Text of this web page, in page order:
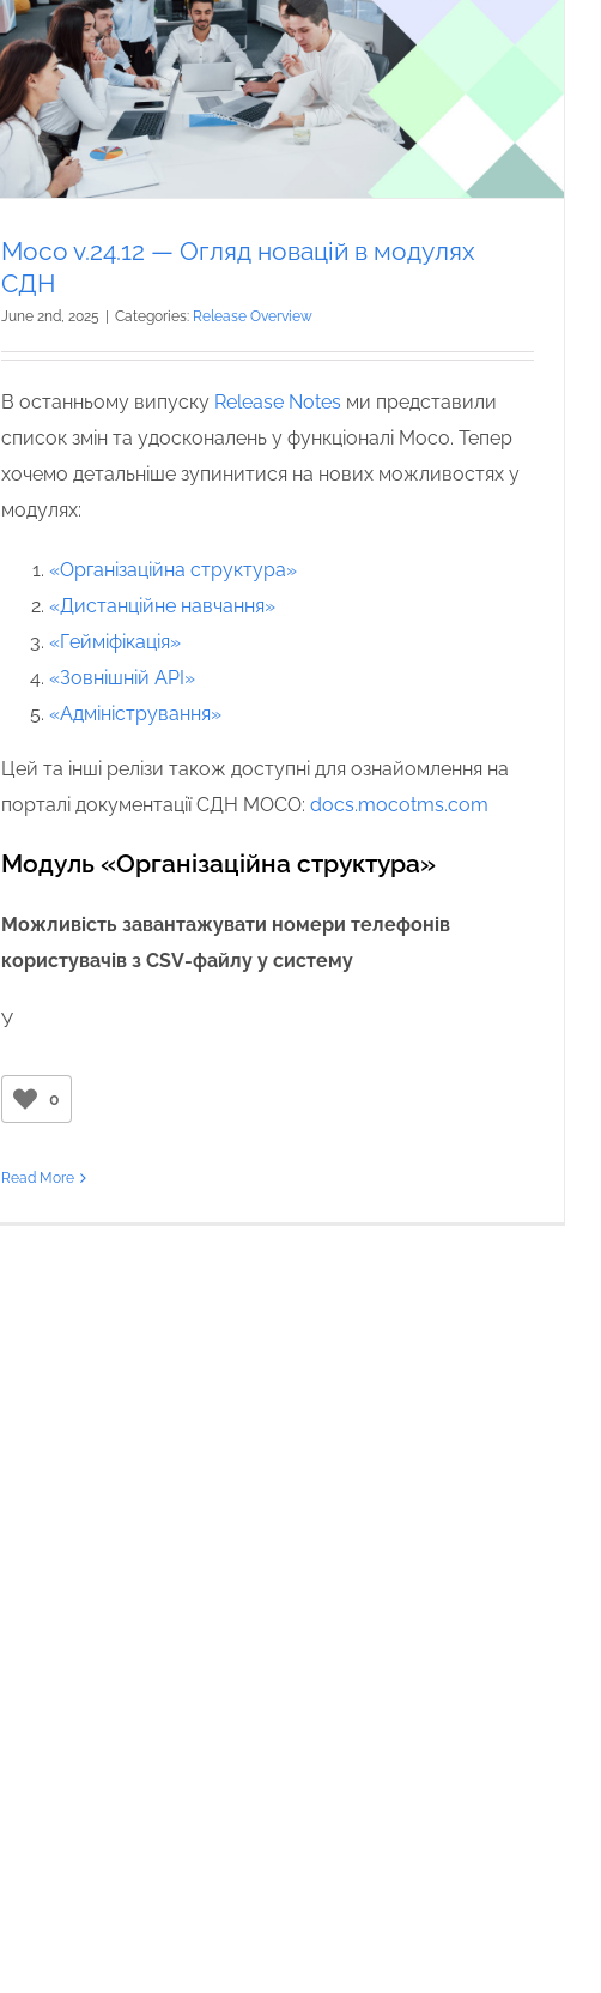
Moco v.24.12 — Огляд новацій в модулях
СДН
June 2nd, 2025 Categories: Release Overview
В останньому випуску Release Notes ми представили
список змін та удосконалень у функціоналі Moco. Тепер
хочемо детальніше зупинитися на нових можливостях у
модулях:
«Організаційна структура»
«Дистанційне навчання»
«Гейміфікація»
«Зовнішній API»
«Адміністрування»
Цей та інші релізи також доступні для ознайомлення на
порталі документації СДН MOCO: docs.mocotms.com
Модуль «Організаційна структура»
Можливість завантажувати номери телефонів
користувачів з CSV-файлу у систему
У
0
Read More